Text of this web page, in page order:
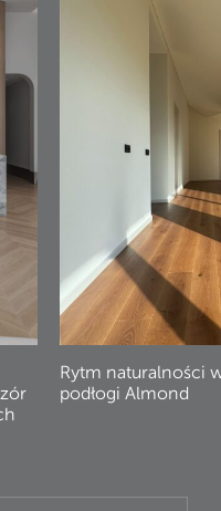
Rytm naturalności
podłogi Almond